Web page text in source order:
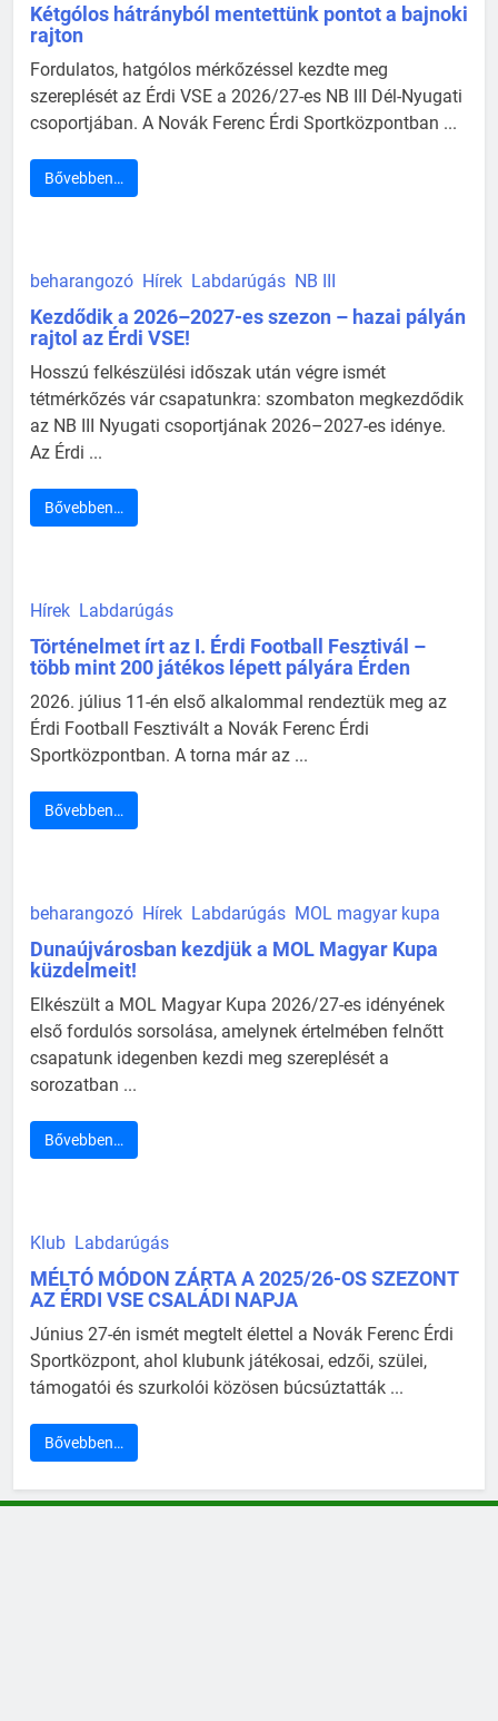
Kétgólos hátrányból mentettünk pontot a bajnoki
rajton
Fordulatos, hatgólos mérkőzéssel kezdte meg
szereplését az Érdi VSE a 2026/27-es NB III Dél-Nyugati
csoportjában. A Novák Ferenc Érdi Sportközpontban ...
Bővebben…
beharangozó Hírek Labdarúgás NB III
Kezdődik a 2026–2027-es szezon – hazai pályán
rajtol az Érdi VSE!
Hosszú felkészülési időszak után végre ismét
tétmérkőzés vár csapatunkra: szombaton megkezdődik
az NB III Nyugati csoportjának 2026–2027-es idénye.
Az Érdi ...
Bővebben…
Hírek Labdarúgás
Történelmet írt az I. Érdi Football Fesztivál –
több mint 200 játékos lépett pályára Érden
2026. július 11-én első alkalommal rendeztük meg az
Érdi Football Fesztivált a Novák Ferenc Érdi
Sportközpontban. A torna már az ...
Bővebben…
beharangozó Hírek Labdarúgás MOL magyar kupa
Dunaújvárosban kezdjük a MOL Magyar Kupa
küzdelmeit!
Elkészült a MOL Magyar Kupa 2026/27-es idényének
első fordulós sorsolása, amelynek értelmében felnőtt
csapatunk idegenben kezdi meg szereplését a
sorozatban ...
Bővebben…
Klub Labdarúgás
MÉLTÓ MÓDON ZÁRTA A 2025/26-OS SZEZONT
AZ ÉRDI VSE CSALÁDI NAPJA
Június 27-én ismét megtelt élettel a Novák Ferenc Érdi
Sportközpont, ahol klubunk játékosai, edzői, szülei,
támogatói és szurkolói közösen búcsúztatták ...
Bővebben…